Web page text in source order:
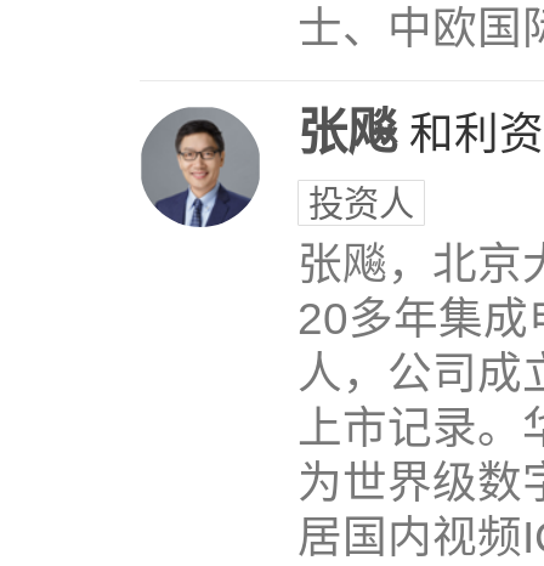
士、中欧国
张飚 和利
投资人
张飚，北京
20多年集成
人，公司成
上市记录。
为世界级数
居国内视频